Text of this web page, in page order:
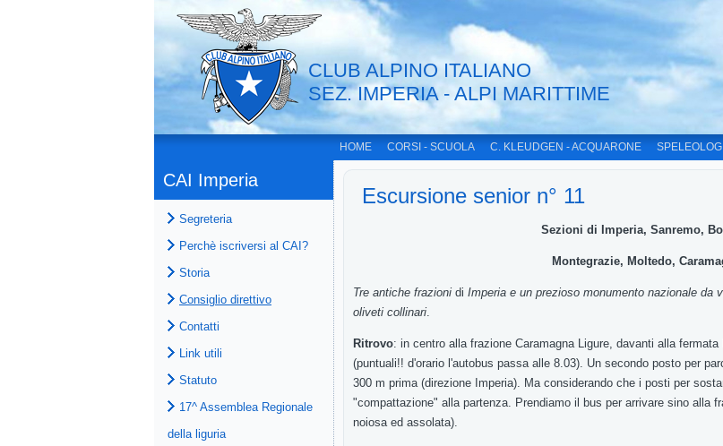
CLUB ALPINO ITALIANO
SEZ. IMPERIA - ALPI MARITTIME
HOME CORSI - SCUOLA C. KLEUDGEN - ACQUARONE
CAI Imperia
Segreteria
Perchè iscriversi al CAI?
Storia
Consiglio direttivo
Contatti
Link utili
Statuto
17^ Assemblea Regionale
della liguria
Escursione senior n° 11
Sezioni di Imperia, Sanremo,
Montegrazie, Moltedo,
Tre antiche frazioni di Imperia e un prezioso monumento nazionale da
oliveti collinari.
Ritrovo: in centro alla frazione Caramagna Ligure, davanti alla fermata
(puntuali!! d'orario l'autobus passa alle 8.03). Un secondo posto per
300 m prima (direzione Imperia). Ma considerando che i posti per
"compattazione" alla partenza. Prendiamo il bus per arrivare sino alla
noiosa ed assolata).